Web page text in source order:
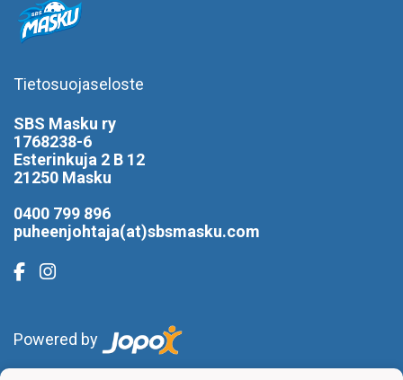
Tietosuojaseloste
SBS Masku ry
1768238-6
Esterinkuja 2 B 12
21250 Masku
0400 799 896
puheenjohtaja(at)sbsmasku.com
Powered by